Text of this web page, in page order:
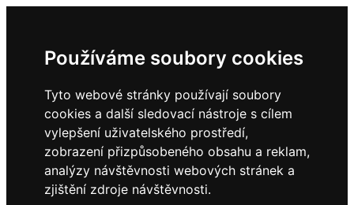
Používáme soubory cookies
Tyto webové stránky používají soubory
cookies a další sledovací nástroje s cílem
vylepšení uživatelského prostředí,
zobrazení přizpůsobeného obsahu a reklam,
analýzy návštěvnosti webových stránek a
zjištění zdroje návštěvnosti.